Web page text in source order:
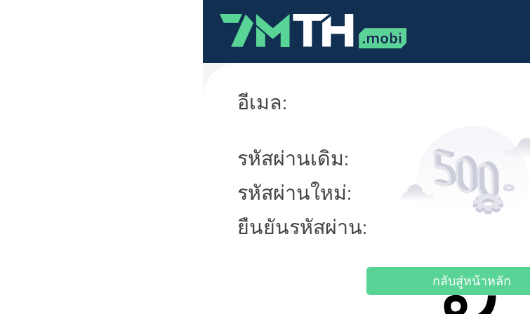
อีเมล:
รหัสผ่านเดิม:
รหัสผ่านใหม่:
ยืนยันรหัสผ่าน:
กลับสู่หน้าหลัก